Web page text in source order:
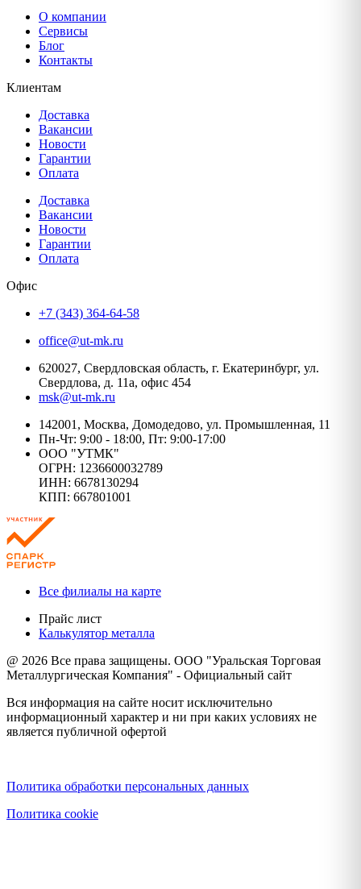
О компании
Сервисы
Блог
Контакты
Клиентам
Доставка
Вакансии
Новости
Гарантии
Оплата
Доставка
Вакансии
Новости
Гарантии
Оплата
Офис
+7 (343) 364-64-58
office@ut-mk.ru
620027, Свердловская область, г. Екатеринбург, ул.
Свердлова, д. 11а, офис 454
msk@ut-mk.ru
142001, Москва, Домодедово, ул. Промышленная, 11
Пн-Чт: 9:00 - 18:00, Пт: 9:00-17:00
ООО "УТМК"
ОГРН: 1236600032789
ИНН: 6678130294
КПП: 667801001
Все филиалы на карте
Прайс лист
Калькулятор металла
@ 2026 Все права защищены. ООО "Уральская Торговая
Металлургическая Компания" - Официальный сайт
Вся информация на сайте носит исключительно
информационный характер и ни при каких условиях не
является публичной офертой
Политика обработки персональных данных
Политика cookie